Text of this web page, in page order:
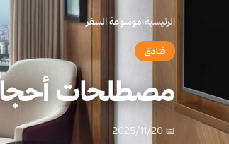
الرئيسية›موسوعة السفر
فنادق
مصطلحات أحجام
📅 2025/11/20